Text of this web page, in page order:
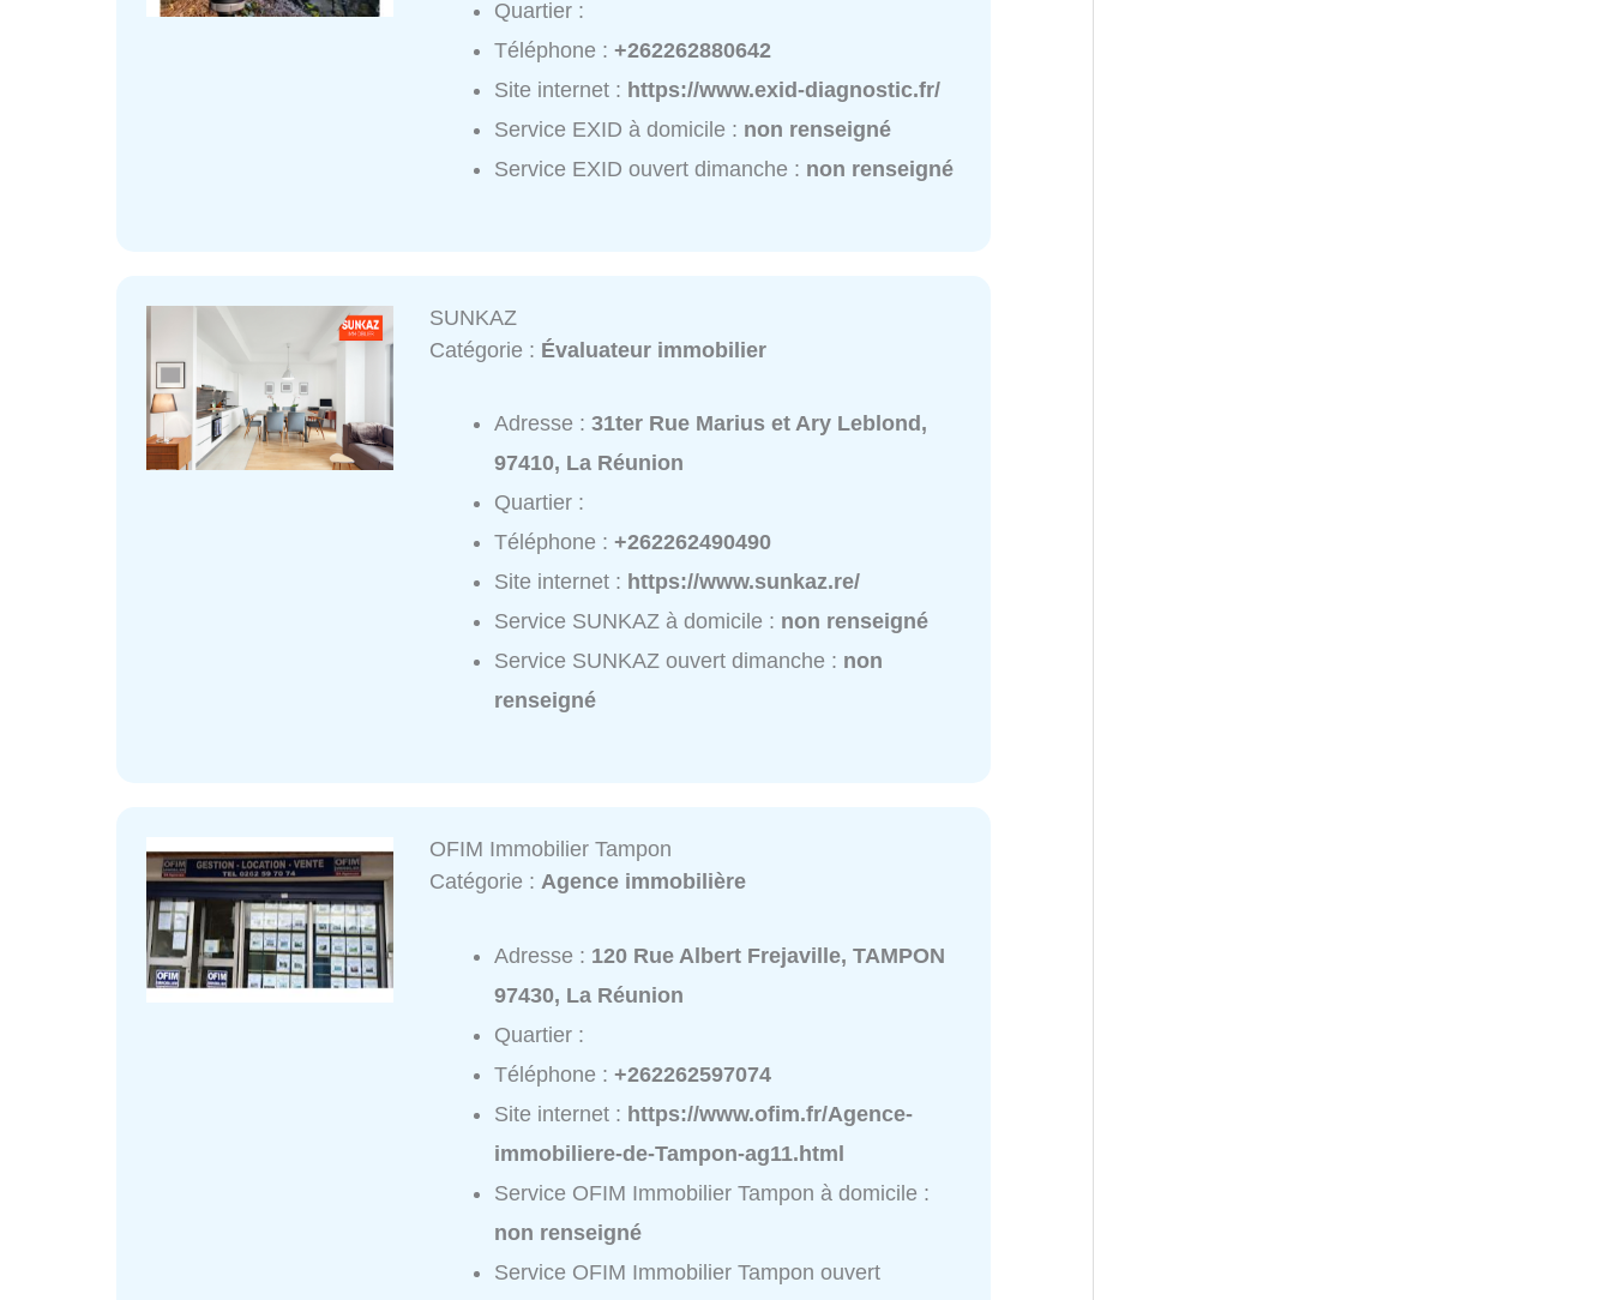
Quartier :
Téléphone :+262262880642
Site internet : https://www.exid-diagnostic.fr/
Service EXID à domicile : non renseigné
Service EXID ouvert dimanche : non renseigné
SUNKAZ
Catégorie : Évaluateur immobilier
Adresse :31ter Rue Marius et Ary Leblond,
97410, La Réunion
Quartier :
Téléphone :+262262490490
Site internet : https://www.sunkaz.re/
Service SUNKAZ à domicile : non renseigné
Service SUNKAZ ouvert dimanche : non
renseigné
OFIM Immobilier Tampon
Catégorie :Agence immobilière
Adresse : 120 Rue Albert Frejaville, TAMPON
97430, La Réunion
Quartier :
Téléphone :+262262597074
Site internet : https://www.ofim.fr/Agence-
immobiliere-de-Tampon-ag11.html
Service OFIM Immobilier Tampon à domicile :
non renseigné
Service OFIM Immobilier Tampon ouvert